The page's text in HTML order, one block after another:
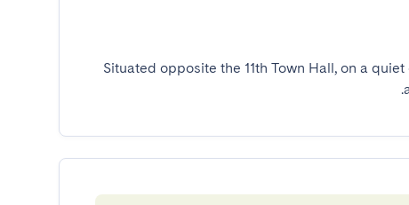
Situated opposite the 11th Town Hall, on a